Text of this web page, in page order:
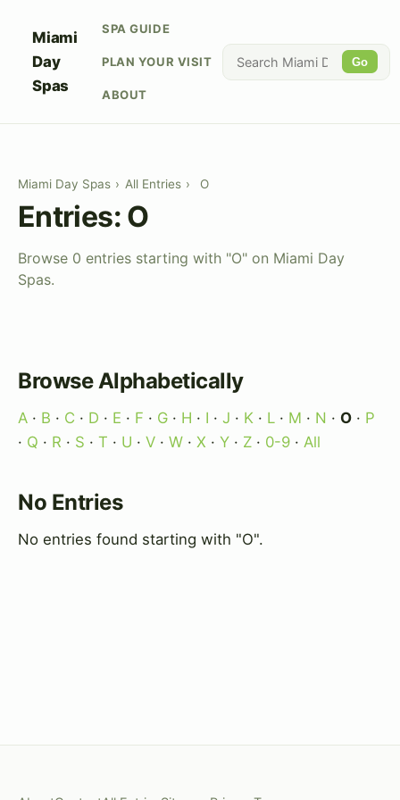
Miami
Day
Spas
SPA GUIDE
PLAN YOUR VISIT
ABOUT
Go
Miami Day Spas › All Entries › O
Entries: O
Browse 0 entries starting with "O" on Miami Day
Spas.
Browse Alphabetically
A · B · C · D · E · F · G · H · I · J · K · L · M · N · O · P
· Q · R · S · T · U · V · W · X · Y · Z · 0-9 · All
No Entries
No entries found starting with "O".